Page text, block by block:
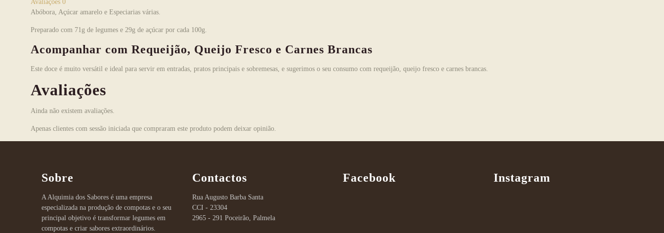
Avaliações 0
Abóbora, Açúcar amarelo e Especiarias várias.
Preparado com 71g de legumes e 29g de açúcar por cada 100g.
Acompanhar com Requeijão, Queijo Fresco e Carnes Brancas
Este doce é muito versátil e ideal para servir em entradas, pratos principais e sobremesas, e sugerimos o seu consumo com requeijão, queijo fresco e carnes brancas.
Avaliações
Ainda não existem avaliações.
Apenas clientes com sessão iniciada que compraram este produto podem deixar opinião.
Sobre
A Alquimia dos Sabores é uma empresa
especializada na produção de compotas e o seu
principal objetivo é transformar legumes em
compotas e criar sabores extraordinários.
Contactos
Rua Augusto Barba Santa
CCI - 23304
2965 - 291 Poceirão, Palmela
Facebook Instagram